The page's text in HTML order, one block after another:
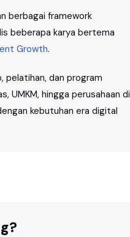
berbagai framework
beberapa karya bertema
Growth.
pelatihan, dan program
UMKM, hingga perusahaan di
kebutuhan era digital